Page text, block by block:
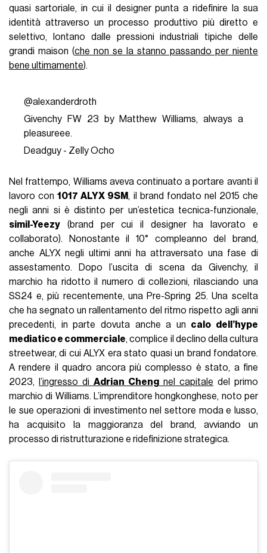
quasi sartoriale, in cui il designer punta a ridefinire la sua
identità attraverso un processo produttivo più diretto e
selettivo, lontano dalle pressioni industriali tipiche delle
grandi maison (che non se la stanno passando per niente
bene ultimamente).
@alexanderdroth
Givenchy FW 23 by Matthew Williams, always a
pleasureee.
Deadguy - Zelly Ocho
Nel frattempo, Williams aveva continuato a portare avanti il
lavoro con1017 ALYX 9SM, il brand fondato nel 2015 che
negli anni si è distinto per un’estetica tecnica-funzionale,
simil-Yeezy (brand per cui il designer ha lavorato e
collaborato). Nonostante il 10° compleanno del brand,
anche ALYX negli ultimi anni ha attraversato una fase di
assestamento. Dopo l’uscita di scena da Givenchy, il
marchio ha ridotto il numero di collezioni, rilasciando una
SS24 e, più recentemente, una Pre-Spring 25. Una scelta
che ha segnato un rallentamento del ritmo rispetto agli anni
precedenti, in parte dovuta anche a un calo dell’hype
mediatico e commerciale, complice il declino della cultura
streetwear, di cui ALYX era stato quasi un brand fondatore.
A rendere il quadro ancora più complesso è stato, a fine
2023,
l’ingresso diAdrian Cheng nel capitale del primo
marchio di Williams. L’imprenditore hongkonghese, noto per
le sue operazioni di investimento nel settore moda e lusso,
ha acquisito la maggioranza del brand, avviando un
processo di ristrutturazione e ridefinizione strategica.